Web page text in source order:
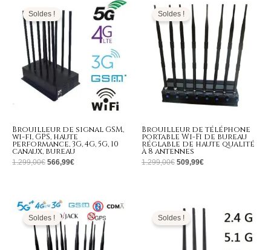
Soldes !
Brouilleur de signal GSM,
wi-fi, GPS, haute
performance, 3G, 4G, 5G, 10
canaux, bureau
1.299,00€
initial
était :
1.299,00€.
566,99€
566,99€.
Soldes !
Brouilleur de téléphone
portable Wi-Fi de bureau
réglable de haute qualité
à 8 antennes
1.299,00€
prix
initial
était :
1.299,00€.
509,99€
prix
actuel
est :
509,99€.
Soldes !
Plage
de
prix :
679,99€
à
699,99€
Soldes !
prix
initial
était :
1.699,00€.
prix
actuel
est :